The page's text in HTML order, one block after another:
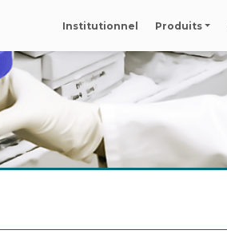
Institutionnel Produits